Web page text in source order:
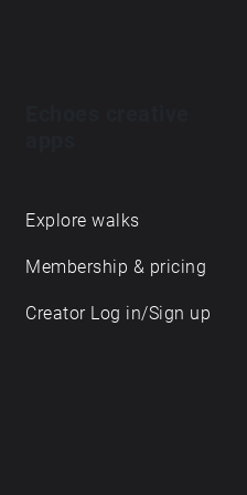
Explore walks
Membership & pricing
Creator Log in/Sign up